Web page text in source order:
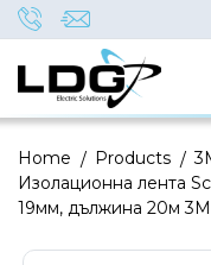
/
Home /
Products
Изолационна лента
19мм, дължина 20м 3M